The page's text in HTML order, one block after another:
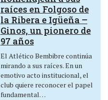
raíces en Folgoso de
la Ribera e Igüeña –
Ginos, un pionero de
97 años
El Atlético Bembibre continúa
mirando a sus raíces. En un
emotivo acto institucional, el
club quiere reconocer el papel
fundamental…